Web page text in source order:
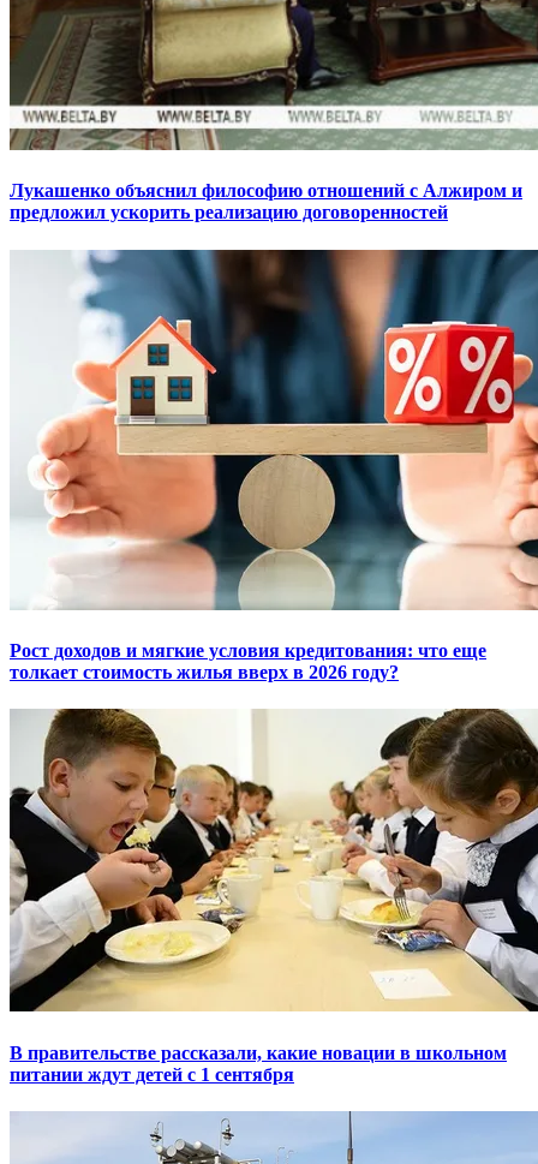
Лукашенко объяснил философию отношений с Алжиром и
предложил ускорить реализацию договоренностей
Рост доходов и мягкие условия кредитования: что еще
толкает стоимость жилья вверх в 2026 году?
В правительстве рассказали, какие новации в школьном
питании ждут детей с 1 сентября